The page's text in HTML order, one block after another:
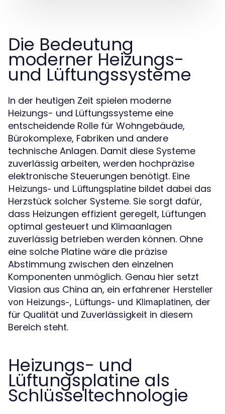
Die Bedeutung
moderner Heizungs-
und Lüftungssysteme
In der heutigen Zeit spielen moderne
Heizungs- und Lüftungssysteme eine
entscheidende Rolle für Wohngebäude,
Bürokomplexe, Fabriken und andere
technische Anlagen. Damit diese Systeme
zuverlässig arbeiten, werden hochpräzise
elektronische Steuerungen benötigt. Eine
Heizungs- und Lüftungsplatine bildet dabei das
Herzstück solcher Systeme. Sie sorgt dafür,
dass Heizungen effizient geregelt, Lüftungen
optimal gesteuert und Klimaanlagen
zuverlässig betrieben werden können. Ohne
eine solche Platine wäre die präzise
Abstimmung zwischen den einzelnen
Komponenten unmöglich. Genau hier setzt
Viasion aus China an, ein erfahrener Hersteller
von Heizungs-, Lüftungs- und Klimaplatinen, der
für Qualität und Zuverlässigkeit in diesem
Bereich steht.
Heizungs- und
Lüftungsplatine als
Schlüsseltechnologie